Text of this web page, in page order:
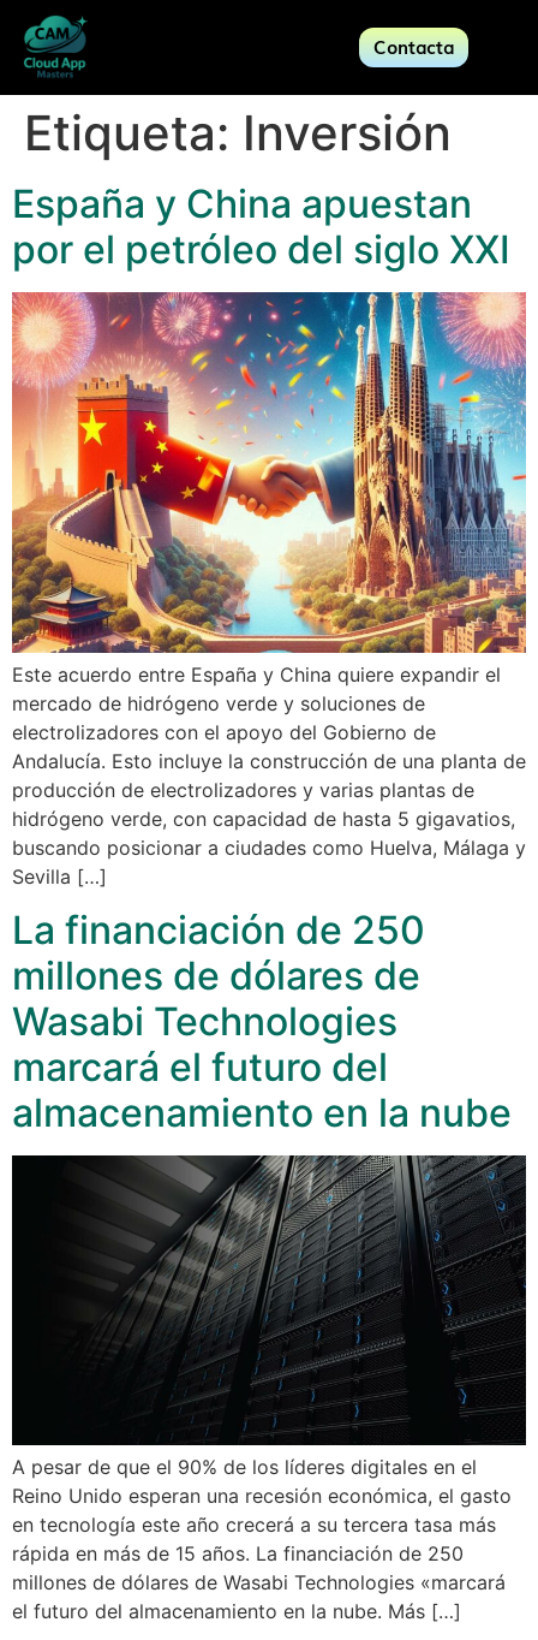
Contacta
Etiqueta: Inversión
España y China apuestan
por el petróleo del siglo XXI
Este acuerdo entre España y China quiere expandir el
mercado de hidrógeno verde y soluciones de
electrolizadores con el apoyo del Gobierno de
Andalucía. Esto incluye la construcción de una planta de
producción de electrolizadores y varias plantas de
hidrógeno verde, con capacidad de hasta 5 gigavatios,
buscando posicionar a ciudades como Huelva, Málaga y
Sevilla […]
La financiación de 250
millones de dólares de
Wasabi Technologies
marcará el futuro del
almacenamiento en la nube
A pesar de que el 90% de los líderes digitales en el
Reino Unido esperan una recesión económica, el gasto
en tecnología este año crecerá a su tercera tasa más
rápida en más de 15 años. La financiación de 250
millones de dólares de Wasabi Technologies «marcará
el futuro del almacenamiento en la nube. Más […]